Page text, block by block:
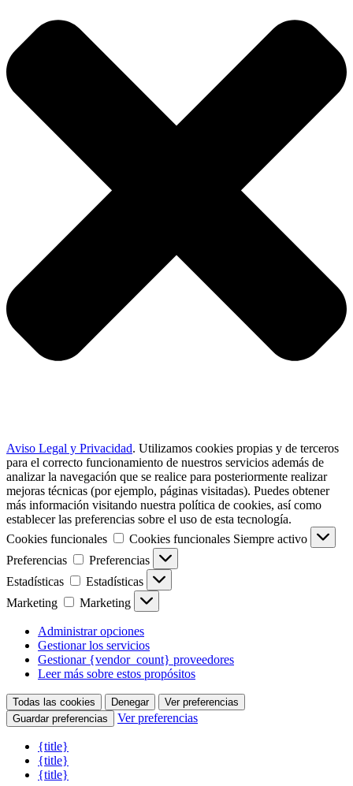
Aviso Legal y Privacidad. Utilizamos cookies propias y de terceros
para el correcto funcionamiento de nuestros servicios además de
analizar la navegación que se realice para posteriormente realizar
mejoras técnicas (por ejemplo, páginas visitadas). Puedes obtener
más información visitando nuestra política de cookies, así como
establecer las preferencias sobre el uso de esta tecnología.
Cookies funcionales
Cookies funcionales Siempre activo
Preferencias
Preferencias
Estadísticas
Estadísticas
Marketing
Marketing
Administrar opciones
Gestionar los servicios
Gestionar {vendor_count} proveedores
Leer más sobre estos propósitos
Todas las cookies Denegar
Ver preferencias
Guardar preferencias
Ver preferencias
{title}
{title}
{title}